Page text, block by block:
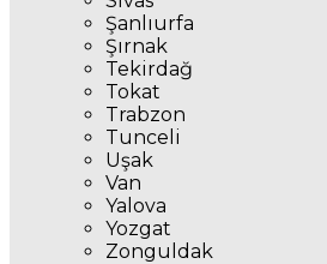
Şanlıurfa
Şırnak
Tekirdağ
Tokat
Trabzon
Tunceli
Uşak
Van
Yalova
Yozgat
Zonguldak